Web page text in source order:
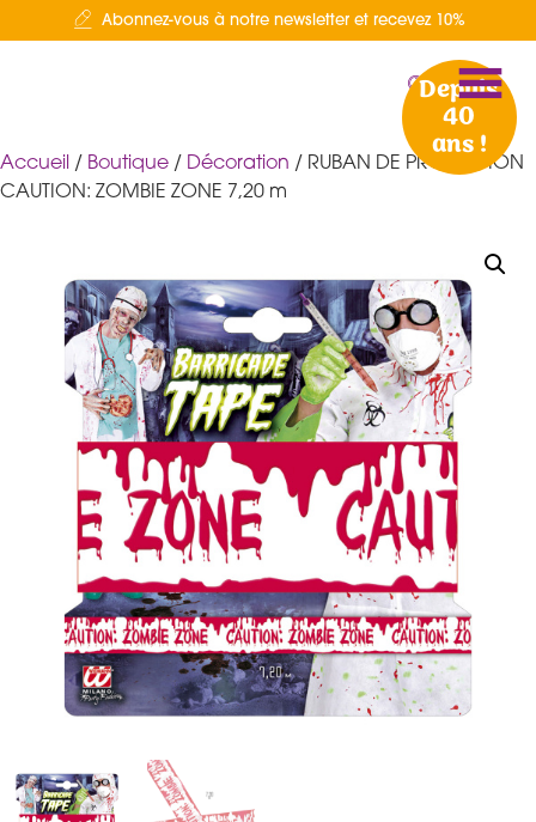
Abonnez-vous à notre newsletter et recevez 10%
Depuis
40
ans !
Accueil / Boutique / Décoration / RUBAN DE PROTECTION
CAUTION: ZOMBIE ZONE 7,20 m